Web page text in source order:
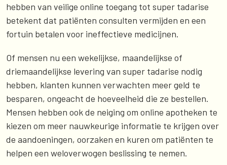
hebben van veilige online toegang tot super tadarise
betekent dat patiënten consulten vermijden en een
fortuin betalen voor ineffectieve medicijnen.
Of mensen nu een wekelijkse, maandelijkse of
driemaandelijkse levering van super tadarise nodig
hebben, klanten kunnen verwachten meer geld te
besparen, ongeacht de hoeveelheid die ze bestellen.
Mensen hebben ook de neiging om online apotheken te
kiezen om meer nauwkeurige informatie te krijgen over
de aandoeningen, oorzaken en kuren om patiënten te
helpen een weloverwogen beslissing te nemen.